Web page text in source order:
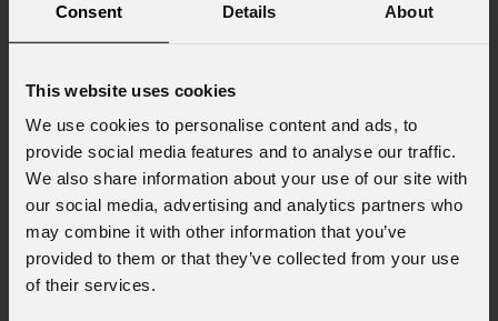
Consent Details About
This website uses cookies
We use cookies to personalise content and ads, to
provide social media features and to analyse our traffic.
We also share information about your use of our site with
our social media, advertising and analytics partners who
may combine it with other information that you’ve
provided to them or that they’ve collected from your use
of their services.
Email*
Nome Azienda